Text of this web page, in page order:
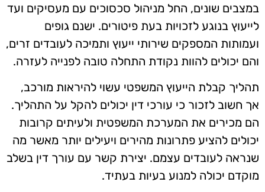
במצבים שונים, החל מניהול סכסוכים עם מעסיקים ועד
לייעוץ בנוגע לזכויות בעת פיטורים. ישנם גופים
ועמותות המספקים שירותי ייעוץ ותמיכה לעובדים זרים,
והם יכולים להוות נקודת התחלה טובה לפנייה לעזרה.
תהליך קבלת הייעוץ המשפטי עשוי להיראות מורכב,
אך חשוב לזכור כי עורכי דין יכולים להקל על התהליך.
הם מכירים את המערכת המשפטית ולעיתים קרובות
יכולים להציע פתרונות מהירים ויעילים יותר מאשר מה
שנראה לעובדים עצמם. יצירת קשר עם עורך דין בשלב
מוקדם יכולה למנוע בעיות בעתיד.